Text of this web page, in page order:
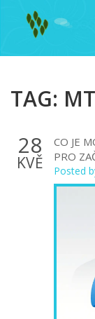
TAG:
28
KVĚ
CO JE
PRO
Posted